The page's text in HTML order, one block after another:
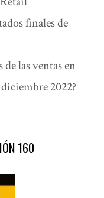
finales de
las ventas en
2022?
160